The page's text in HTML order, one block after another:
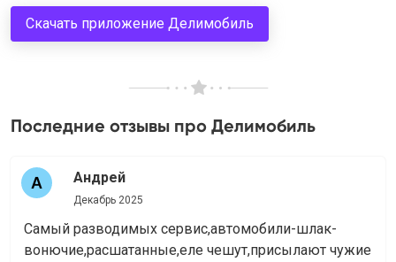
Скачать приложение Делимобиль
Последние отзывы про Делимобиль
Андрей
Декабрь 2025
Самый разводимых сервис,автомобили-шлак-
вонючие,расшатанные,еле чешут,присылают чужие